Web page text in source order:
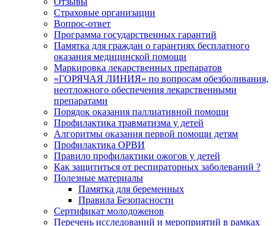
Страховые организации
Вопрос-ответ
Программа государственных гарантий
Памятка для граждан о гарантиях бесплатного
оказания медицинской помощи
Маркировка лекарственных препаратов
«ГОРЯЧАЯ ЛИНИЯ» по вопросам обезболивания,
неотложного обеспечения лекарственными
препаратами
Порядок оказания паллиативной помощи
Профилактика травматизма у детей
Алгоритмы оказания первой помощи детям
Профилактика ОРВИ
Правило профилактики ожогов у детей
Как защититься от респираторных заболеваний ?
Полезные материалы
Памятка для беременных
Правила Безопасности
Сертификат молодоженов
Перечень исследований и мероприятий в рамках